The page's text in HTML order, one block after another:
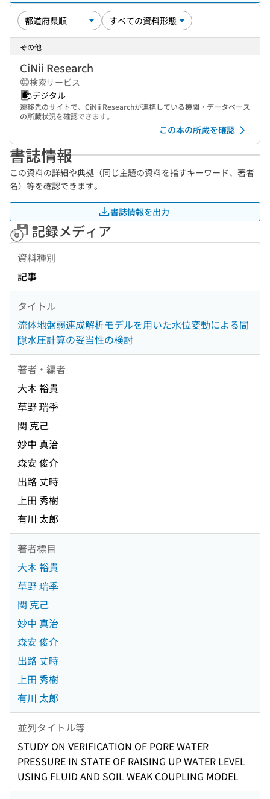
その他
CiNii Research
検索サービス
デジタル
遷移先のサイトで、CiNii Researchが連携している機関・データベース
の所蔵状況を確認できます。
この本の所蔵を確認
書誌情報
この資料の詳細や典拠（同じ主題の資料を指すキーワード、著者
名）等を確認できます。
書誌情報を出力
記録メディア
資料種別
記事
タイトル
流体地盤弱連成解析モデルを用いた水位変動による間
隙水圧計算の妥当性の検討
著者・編者
大木 裕貴
草野 瑞季
関 克己
妙中 真治
森安 俊介
出路 丈時
上田 秀樹
有川 太郎
著者標目
大木 裕貴
草野 瑞季
関 克己
妙中 真治
森安 俊介
出路 丈時
上田 秀樹
有川 太郎
並列タイトル等
STUDY ON VERIFICATION OF PORE WATER
PRESSURE IN STATE OF RAISING UP WATER LEVEL
USING FLUID AND SOIL WEAK COUPLING MODEL